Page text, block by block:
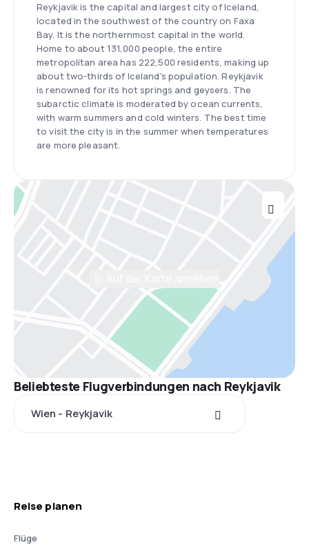
Reykjavik is the capital and largest city of Iceland,
located in the southwest of the country on Faxa
Bay. It is the northernmost capital in the world.
Home to about 131,000 people, the entire
metropolitan area has 222,500 residents, making up
about two-thirds of Iceland's population. Reykjavik
is renowned for its hot springs and geysers. The
subarctic climate is moderated by ocean currents,
with warm summers and cold winters. The best time
to visit the city is in the summer when temperatures
are more pleasant.
Beliebteste Flugverbindungen nach Reykjavik
Wien - Reykjavik
Reise planen
Flüge